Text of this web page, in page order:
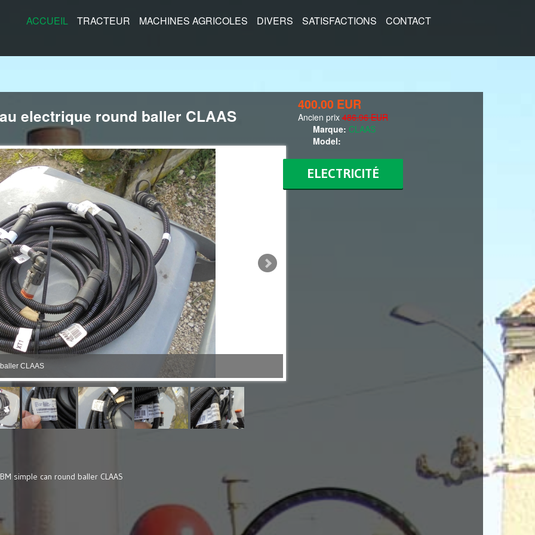
ACCUEIL TRACTEUR MACHINES AGRICOLES DIVERS SATISFACTIONS CONTACT
electrique round baller CLAAS
CLAAS
400.00 EUR
Ancien prix486.96 EUR
Marque: CLAAS
Model:
simple can round baller CLAAS
ELECTRICITÉ